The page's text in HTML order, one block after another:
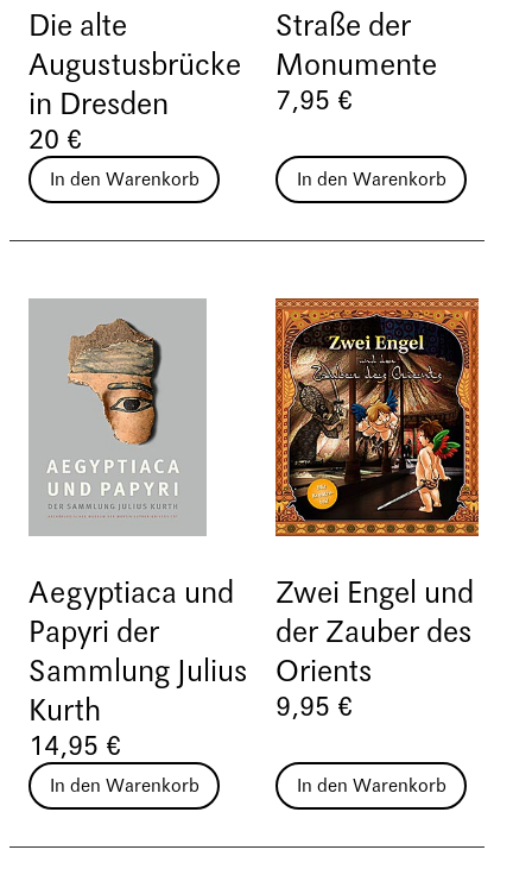
Die alte
Augustusbrücke
in Dresden
20 €
In den Warenkorb
Straße der
Monumente
7,95 €
In den Warenkorb
Aegyptiaca und
Papyri der
Sammlung Julius
Kurth
14,95 €
In den Warenkorb
Zwei Engel und
der Zauber des
Orients
9,95 €
In den Warenkorb